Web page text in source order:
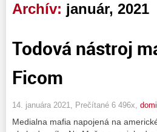
Archív: január, 2021
Todová nástroj
Ficom
14. januára 2021, Prečítané 6 496x,
Medialna mafia napojená na